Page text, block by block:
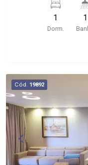
de Açúcar,
1
Dorm.
1
Cód. 19892